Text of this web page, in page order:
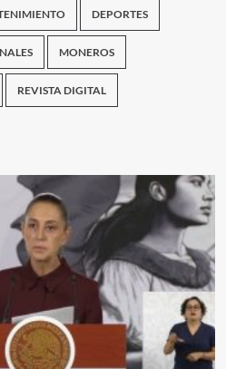
DEPORTES
MONEROS
REVISTA DIGITAL